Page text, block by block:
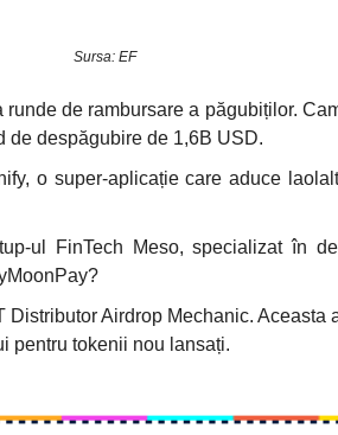
Sursa: EF
runde de rambursare a păgubiților.
de despăgubire de 1,6B USD.
o super-aplicație care aduce
ul FinTech Meso, specializat în
Distributor Airdrop Mechanic. Aceasta
pentru tokenii nou lansați.